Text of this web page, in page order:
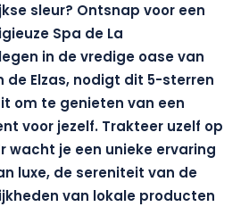
sleur? Ontsnap voor een
Spa de La
in de vredige oase van
de Elzas, nodigt dit 5-sterren
om te genieten van een
voor jezelf. Trakteer uzelf op
wacht je een unieke ervaring
luxe, de sereniteit van de
van lokale producten